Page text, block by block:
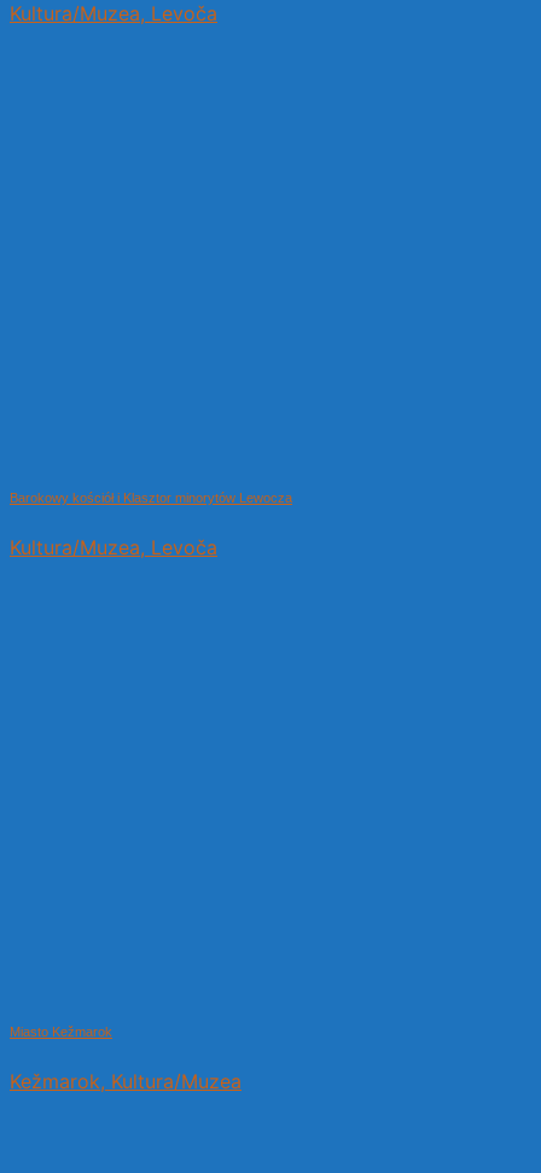
Kultura/Muzea, Levoča
Barokowy kościół i Klasztor minorytów Lewocza
Kultura/Muzea, Levoča
Miasto Kežmarok
Kežmarok, Kultura/Muzea